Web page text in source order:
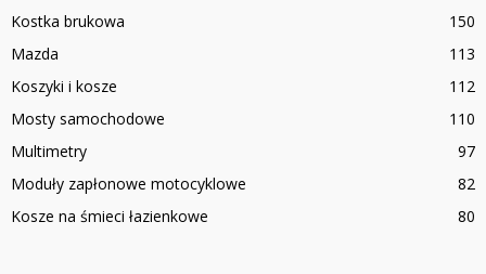
Kostka brukowa
150
Mazda
113
Koszyki i kosze
112
Mosty samochodowe
110
Multimetry
97
Moduły zapłonowe motocyklowe
82
Kosze na śmieci łazienkowe
80